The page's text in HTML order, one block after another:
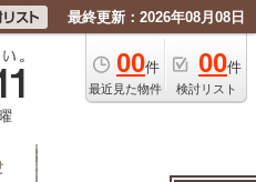
最終更新：2026年08月08日
00件
最近見た物件
00件
検討リスト
曜